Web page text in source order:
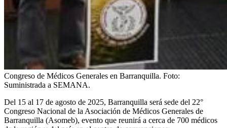
Congreso de Médicos Generales en Barranquilla. Foto:
Suministrada a SEMANA.
Del 15 al 17 de agosto de 2025, Barranquilla será sede del 22°
Congreso Nacional de la Asociación de Médicos Generales de
Barranquilla (Asomeb), evento que reunirá a cerca de 700 médicos